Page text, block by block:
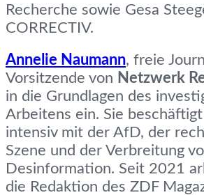
Recherche sowie Gesa
CORRECTIV.
Annelie Naumann, freie
Vorsitzende von Netzwerk
in die Grundlagen des
Arbeitens ein. Sie
intensiv mit der AfD, der
Szene und der Verbreitung
Desinformation. Seit 2021
die Redaktion des ZDF